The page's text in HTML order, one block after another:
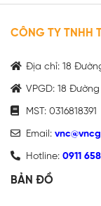
CÔNG TY TNHH
Địa chỉ: 18
VPGD: 18 Đường
MST: 0316818391
Email:
Hotline: 0911
BẢN ĐỒ